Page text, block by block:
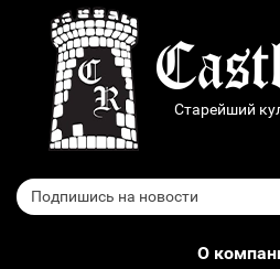
Старейший
О